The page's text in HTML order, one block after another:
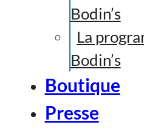
Bodin’s
La
Bodin’s
Boutique
Presse